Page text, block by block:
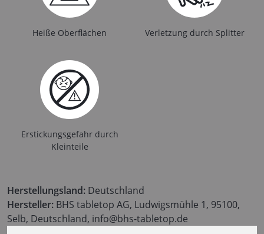
Heiße Oberflächen Verletzung durch Splitter
Erstickungsgefahr durch
Kleinteile
Herstellungsland: Deutschland
Hersteller: BHS tabletop AG, Ludwigsmühle 1, 95100,
Selb, Deutschland, info@bhs-tabletop.de